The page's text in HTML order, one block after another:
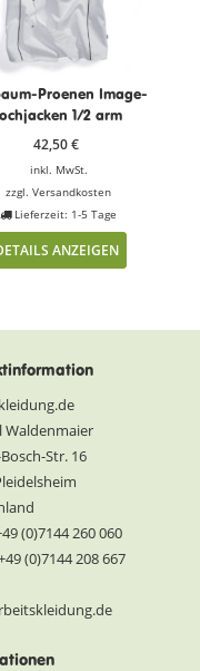
Proenen Image-
1/2 arm
42,50€
inkl. MwSt.
zzgl.Versandkosten
Lieferzeit: 1-5 Tage
ANZEIGEN
Waldenmaier
Str. 16
(0)7144 260 060
(0)7144 208 667